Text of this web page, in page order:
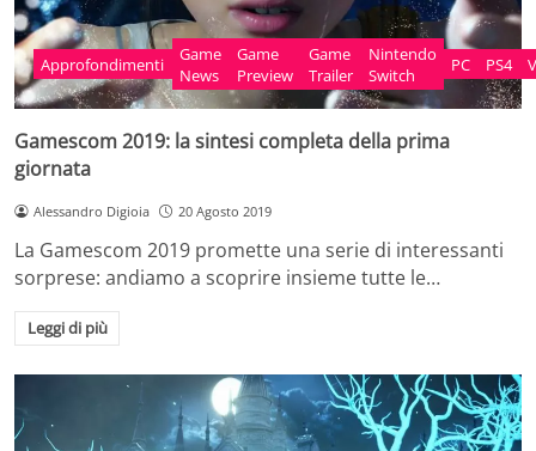
Approfondimenti
Game
News
Game
Preview
Game
Trailer
Nintendo
Switch
PC PS4
Gamescom 2019: la sintesi completa della prima
giornata
Alessandro Digioia 20 Agosto 2019
La Gamescom 2019 promette una serie di interessanti
sorprese: andiamo a scoprire insieme tutte le…
Leggi di più